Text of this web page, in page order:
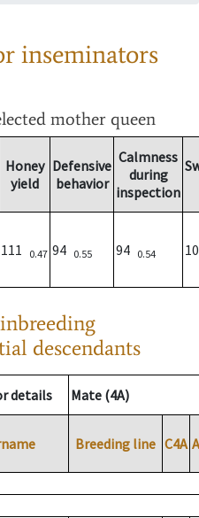
inseminators
mother queen
Honey
yield
Defensive
behavior
Calmness
during
inspection
111 0.47 94 0.55 94 0.54
descendants
details Mate (4A)
Breeding line C4A